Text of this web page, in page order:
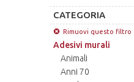
Fiori
Natale
€ $ £
LOGIN
CATEGORIA
Rimuovi questo filtro
Adesivi murali
Animali
Anni 70